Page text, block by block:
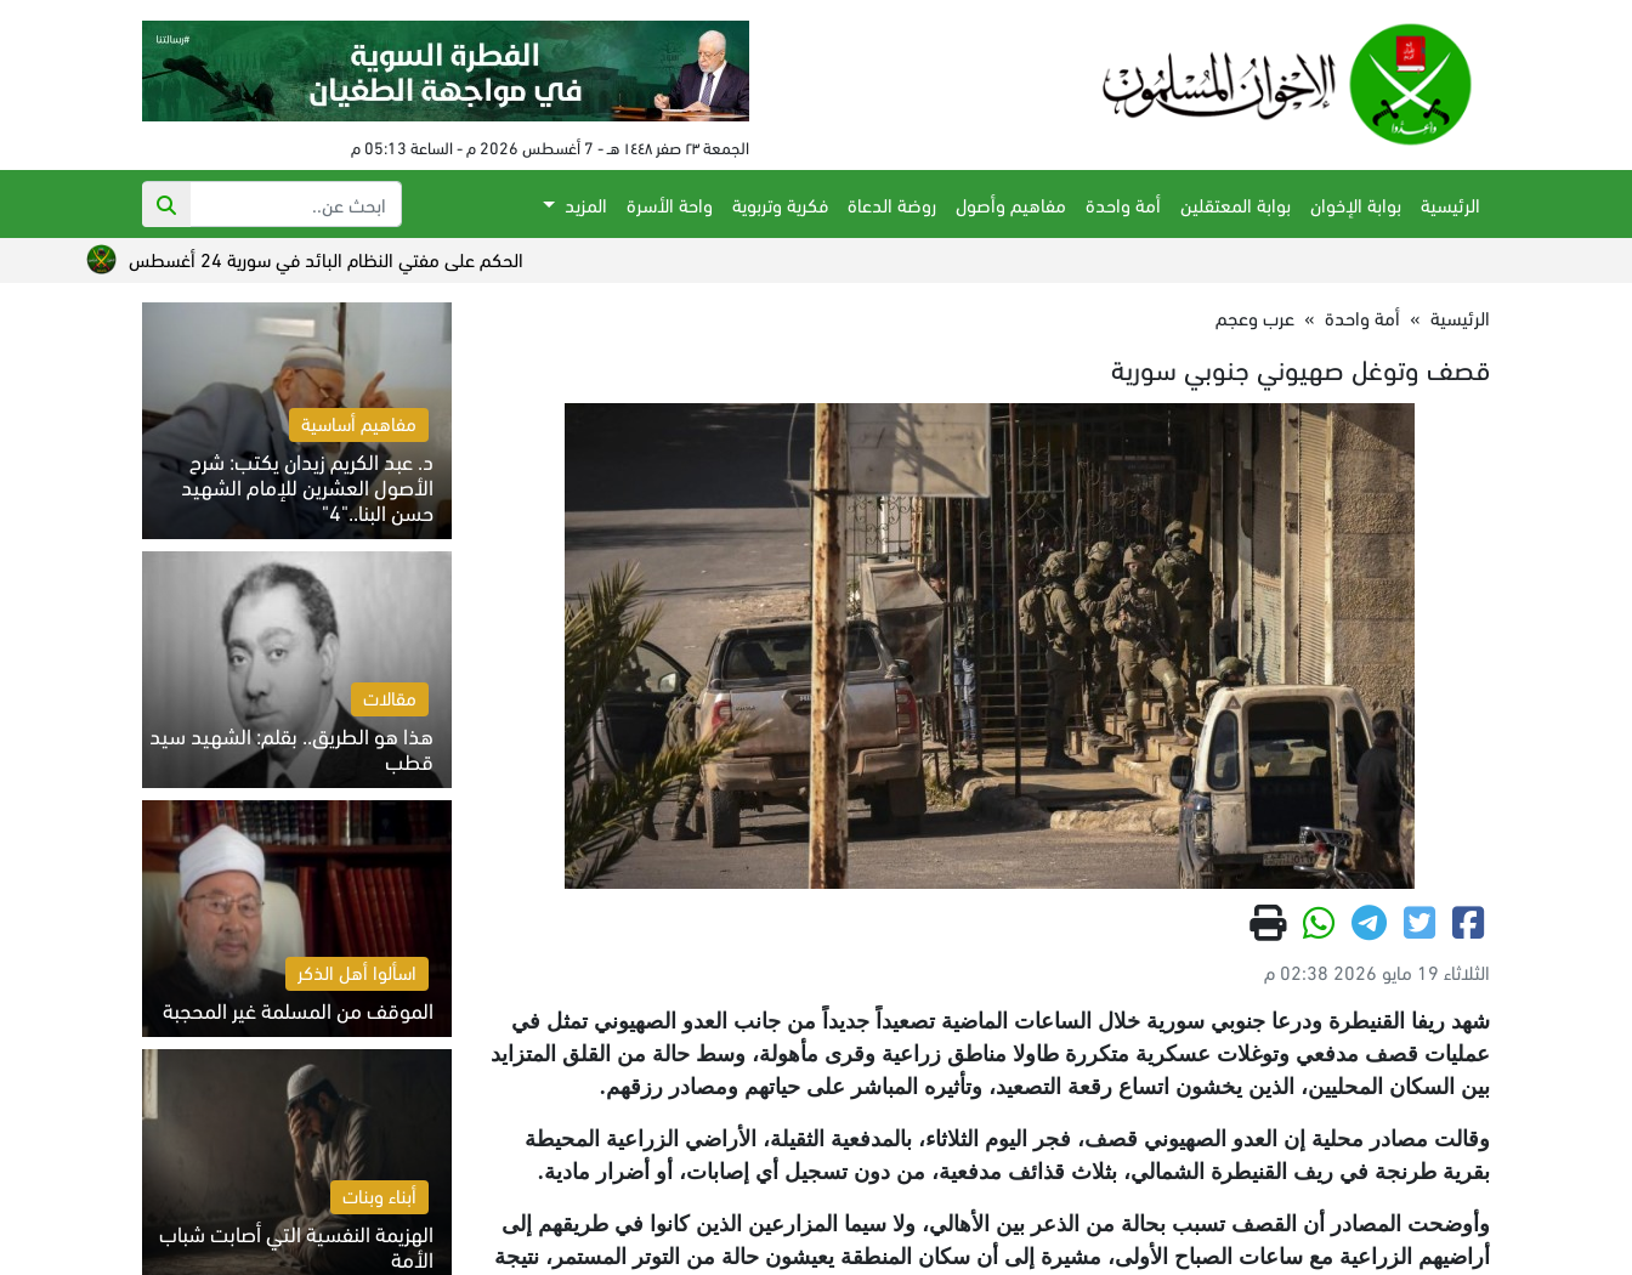
الجمعة ٢٣ صفر ١٤٤٨ هـ - 7 أغسطس 2026 م - الساعة 05:13 م
الرئيسية بوابة الإخوان بوابة المعتقلين أمة واحدة مفاهيم وأصول روضة الدعاة فكرية وتربوية واحة الأسرة
المزيد
الحكم على مفتي النظام البائد في سورية 24 أغسطس
تصاعد القلق
الرئيسية » أمة واحدة » عرب وعجم
قصف وتوغل صهيوني جنوبي سورية
الثلاثاء 19 مايو 2026 02:38 م
شهد ريفا القنيطرة ودرعا جنوبي سورية خلال الساعات الماضية تصعيداً جديداً من جانب العدو الصهيوني تمثل في
عمليات قصف مدفعي وتوغلات عسكرية متكررة طاولا مناطق زراعية وقرى مأهولة، وسط حالة من القلق المتزايد
بين السكان المحليين، الذين يخشون اتساع رقعة التصعيد، وتأثيره المباشر على حياتهم ومصادر رزقهم.
وقالت مصادر محلية إن العدو الصهيوني قصف، فجر اليوم الثلاثاء، بالمدفعية الثقيلة، الأراضي الزراعية المحيطة
بقرية طرنجة في ريف القنيطرة الشمالي، بثلاث قذائف مدفعية، من دون تسجيل أي إصابات، أو أضرار مادية.
وأوضحت المصادر أن القصف تسبب بحالة من الذعر بين الأهالي، ولا سيما المزارعين الذين كانوا في طريقهم إلى
أراضيهم الزراعية مع ساعات الصباح الأولى، مشيرة إلى أن سكان المنطقة يعيشون حالة من التوتر المستمر، نتيجة
مفاهيم أساسية
د. عبد الكريم زيدان يكتب: شرح
الأصول العشرين للإمام الشهيد
حسن البنا.."4"
الخميس 6 أغسطس 2026 10:27 ص
مقالات
هذا هو الطريق.. بقلم: الشهيد سيد
قطب
الخميس 6 أغسطس 2026 10:52 ص
اسألوا أهل الذكر
الموقف من المسلمة غير المحجبة
الخميس 6 أغسطس 2026 10:45 ص
أبناء وبنات
الهزيمة النفسية التي أصابت شباب
الأمة